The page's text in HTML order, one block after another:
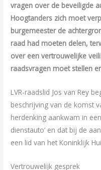
vragen over de beveiligde
Hoogtanders zich moet
burgemeester de
raad had moeten delen,
over een vertrouwelijke
raadsvragen moet stellen
LVR-raadslid Jos van Rey
beschrijving van de komst
herdenking aankwam in
dienstauto’ en dat bij de
een lid van het Koninklijk
Vertrouwelijk gesprek